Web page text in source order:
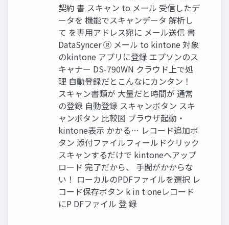
契約 書 スキャン to メール 受信したデ
ータを 機能でスキャンデータ 解析し
て を専用アドレス宛に メール送信 書
DataSyncer Ⓡ メール to kintone 対象
のkintone アプリに登録 エプソンのス
キャナー DS-790WN クラウド上で処
理 自動登録だとこんなにカンタン！
スキャン書類が 大量だと時間が 通常
の登録 自動登録 スキャンボタン スキ
ャンボタン 比較図 ブラウザ起動・
kintone表示 かかる… レコード追加ボ
タン 添付ファイルフィールドクリック
スキャンするだけで kintoneへアップ
ロード 完了だから、 手間がかからな
い！ ローカルのPDFファイルを選択 レ
コード保存ボタン k in t oneレコード
にP DFファイル 登 録